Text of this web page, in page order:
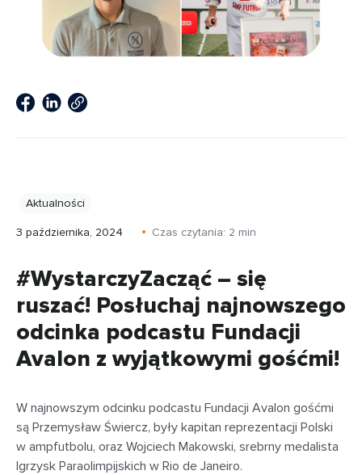
Aktualności
3 października, 2024 Czas czytania: 2 min
#WystarczyZacząć – się
ruszać! Posłuchaj najnowszego
odcinka podcastu Fundacji
Avalon z wyjątkowymi gośćmi!
W najnowszym odcinku podcastu Fundacji Avalon gośćmi
są Przemysław Świercz, były kapitan reprezentacji Polski
w ampfutbolu, oraz Wojciech Makowski, srebrny medalista
Igrzysk Paraolimpijskich w Rio de Janeiro.